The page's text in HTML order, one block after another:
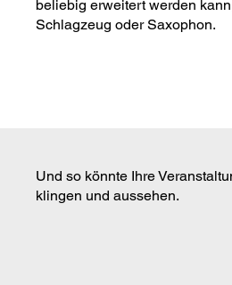
beliebig erweitert werden
Schlagzeug oder Saxophon.
Und so könnte Ihre
klingen und aussehen.